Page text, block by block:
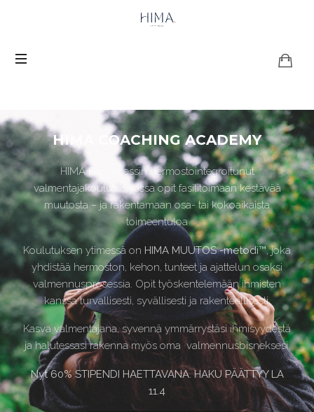
HIMA COACHING ACADEMY
HIMA Happinessin hermostointegroitunut
valmentajakoulutus, jossa opit fasilitoimaan kestävää
muutosta – ja rakentamaan osa- tai kokoaikaista
toimeentuloa
Koulutuksen ytimessä on HIMA MUUTOS -metodi™, joka
yhdistää hermoston, kehon, tunteet ja ajattelun osaksi
valmennusprosessia. Opit työskentelemään ihmisten
kanssa turvallisesti, syvällisesti ja rakenteellisesti.
Kasva valmentajana, syvennä ymmärrystäsi ihmisyydestä
ja halutessasi rakenna myös oma valmennusbisneksesi.
Nyt 60% STIPENDI HAETTAVANA. HAKU PÄÄTTYY LA
11.4